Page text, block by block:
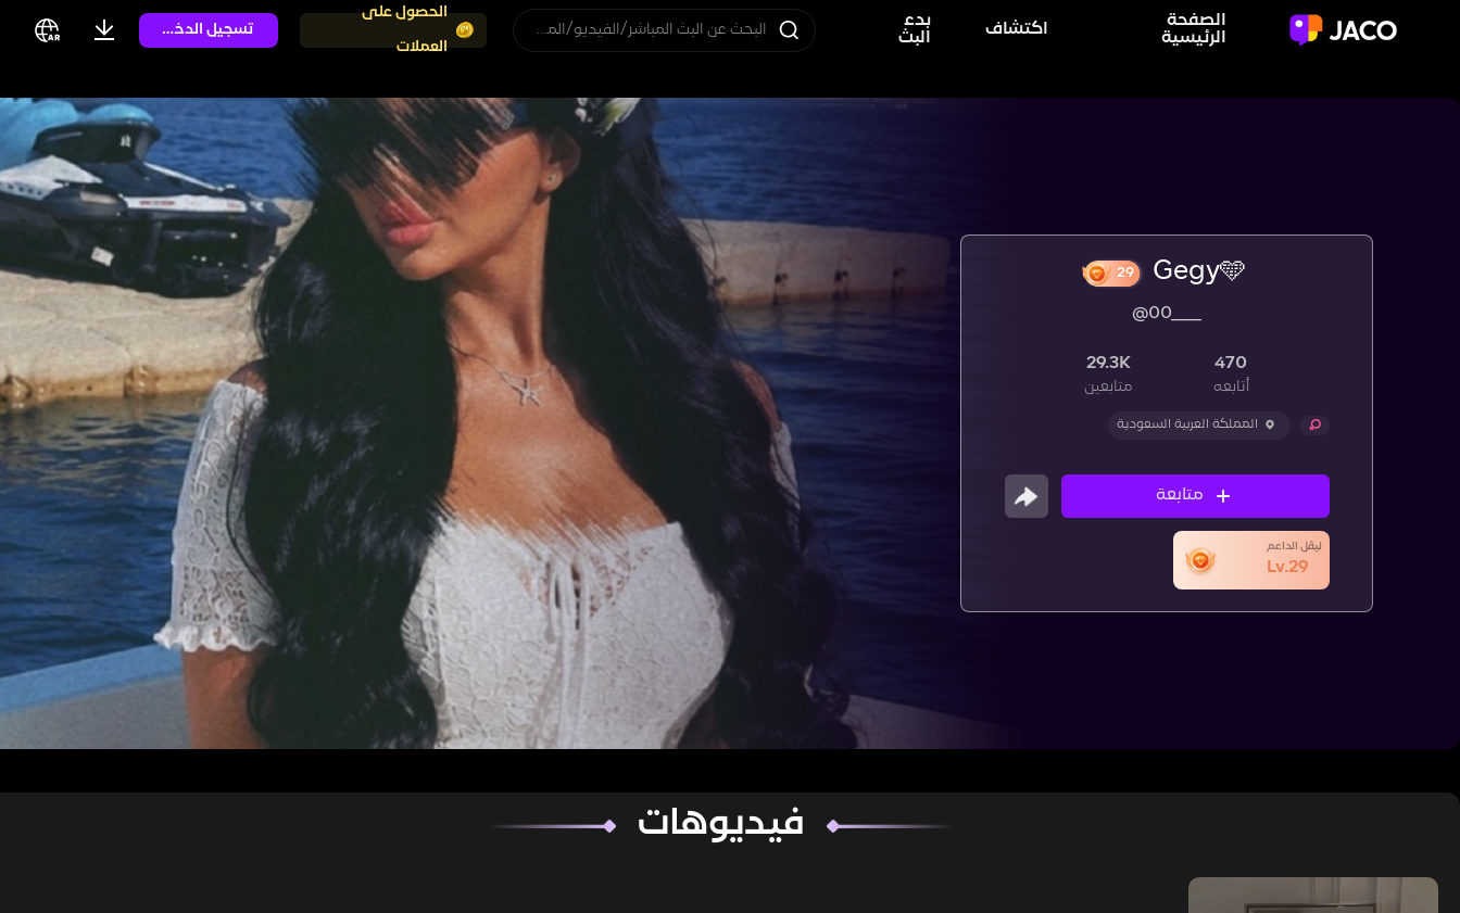
الصفحة
الرئيسية
اكتشاف
بدء
البث
البحث عن البث المباشر/الفيديو/المستخدم
الحصول على
العملات
تسجيل الدخول
Gegy🩵
@00____
470
أتابعه
29.3K
متابعين
المملكة العربية السعودية
متابعة
ليڤل الداعم
Lv.29
فيديوهات